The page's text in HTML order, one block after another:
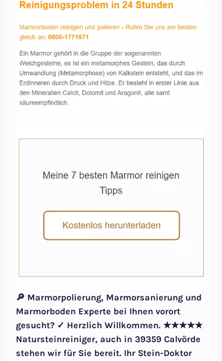
🔎 Marmorpolierung, Marmorsanierung und
Marmorboden Experte bei Ihnen vorort
gesucht? ✓ Herzlich Willkommen. ★★★★★
Natursteinreiniger, auch in 39359 Calvörde
stehen wir für Sie bereit. Ihr Stein-Doktor